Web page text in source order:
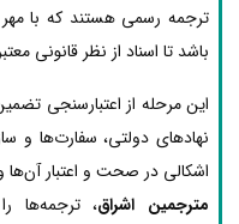
ترجمه رسمی هستند که با
باشد تا اسناد از نظر قانونی
این مرحله از اعتبارسنجی
نهادهای دولتی، سفارت‌ها و
اشکالی در صحت و اعتبار
مترجمین اشراق، ترجمه‌ها